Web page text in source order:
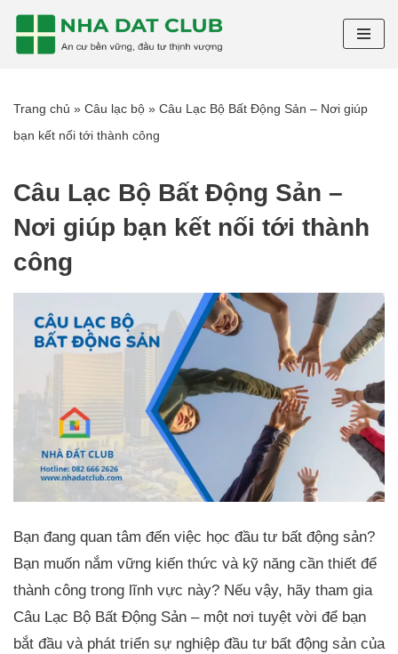
Chuyển
nội
dung
Trang chủ » Câu lạc bộ » Câu Lạc Bộ Bất Động Sản – Nơi giúp
bạn kết nối tới thành công
Câu Lạc Bộ Bất Động Sản –
Nơi giúp bạn kết nối tới thành
công
Bạn đang quan tâm đến việc học đầu tư bất động sản?
Bạn muốn nắm vững kiến thức và kỹ năng cần thiết để
thành công trong lĩnh vực này? Nếu vậy, hãy tham gia
Câu Lạc Bộ Bất Động Sản – một nơi tuyệt vời để bạn
bắt đầu và phát triển sự nghiệp đầu tư bất động sản của